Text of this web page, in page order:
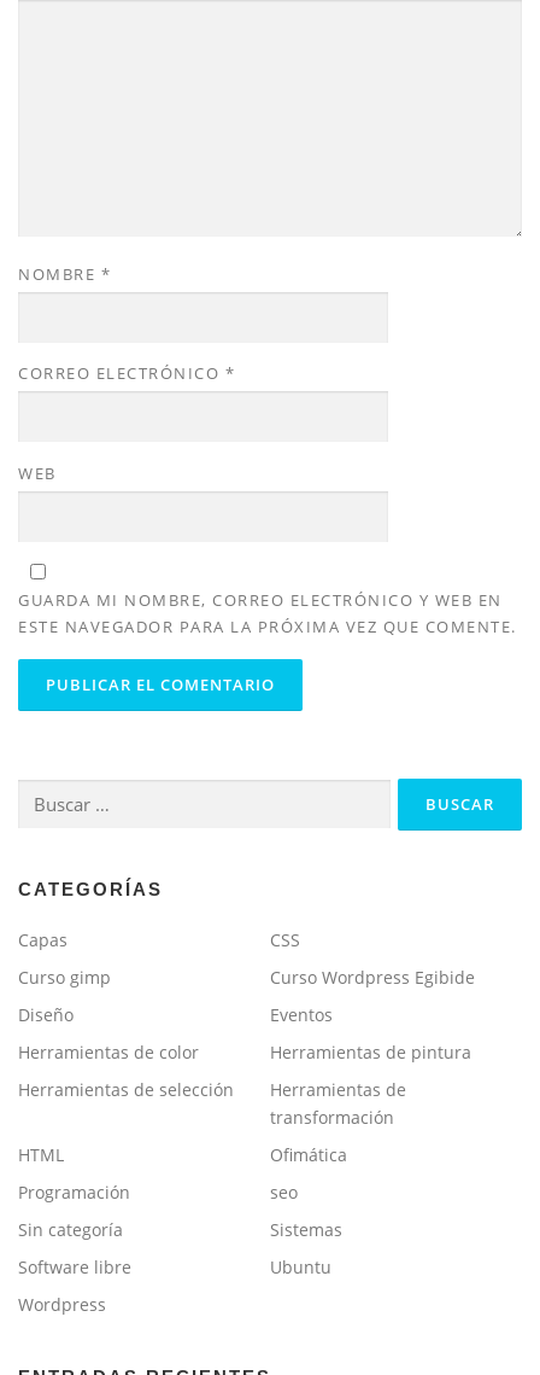
NOMBRE *
CORREO ELECTRÓNICO *
WEB
GUARDA MI NOMBRE, CORREO ELECTRÓNICO Y WEB EN
ESTE NAVEGADOR PARA LA PRÓXIMA VEZ QUE COMENTE.
Buscar:
CATEGORÍAS
Capas
CSS
Curso gimp
Curso Wordpress Egibide
Diseño
Eventos
Herramientas de color
Herramientas de pintura
Herramientas de selección
Herramientas de
transformación
HTML
Ofimática
Programación
seo
Sin categoría
Sistemas
Software libre
Ubuntu
Wordpress